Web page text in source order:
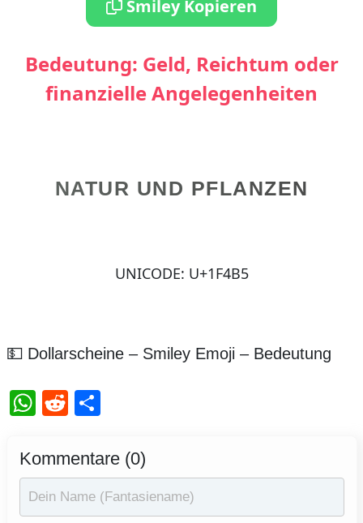
Smiley Kopieren
Bedeutung: Geld, Reichtum oder
finanzielle Angelegenheiten
NATUR UND PFLANZEN
UNICODE: U+1F4B5
💵 Dollarscheine – Smiley Emoji – Bedeutung
WhatsApp
Reddit
Teilen
Kommentare (0)